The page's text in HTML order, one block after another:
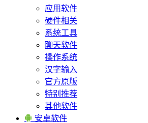
应用软件
硬件相关
系统工具
聊天软件
操作系统
汉字输入
官方原版
特别推荐
其他软件
 安卓软件